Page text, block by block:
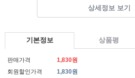
상세정보 보기
기본정보 상품평
판매가격
1,830원
회원할인가격
1,830원